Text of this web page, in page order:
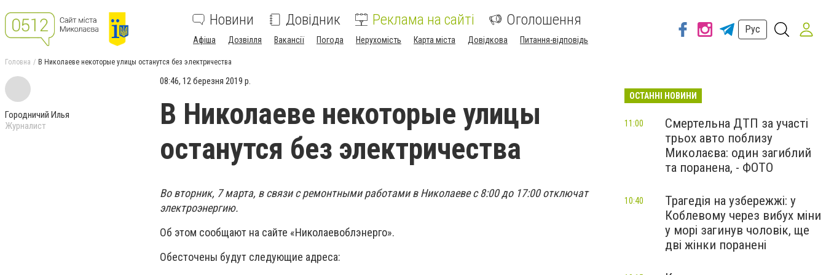
Новини Довідник Реклама на сайті Оголошення
Афіша Дозвілля Вакансії Погода Нерухомість Карта міста Довідкова Питання-відповідь
Рус
Головна В Николаеве некоторые улицы останутся без электричества
Городничий Илья
Журналист
08:46, 12 березня 2019 р.
В Николаеве некоторые улицы
останутся без электричества
Во вторник, 7 марта, в связи с ремонтными работами в Николаеве с 8:00 до 17:00 отключат
электроэнергию.
Об этом сообщают на сайте «Николаевоблэнерго».
Обесточены будут следующие адреса:
ОСТАННІ НОВИНИ
Смертельна ДТП за участі
трьох авто поблизу
Миколаєва: один загиблий
та поранена, - ФОТО
11:00
Трагедія на узбережжі: у
Коблевому через вибух міни
у морі загинув чоловік, ще
дві жінки поранені
10:40